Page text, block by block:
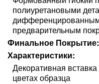
полиуретановыми
предварительным
Финальное Покрытие
Характеристики
Декоративная
цветах образца